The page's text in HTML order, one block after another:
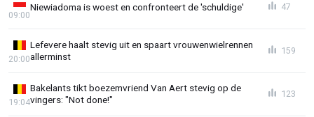
Niewiadoma is woest en confronteert de 'schuldige'
09:00
47
Lefevere haalt stevig uit en spaart vrouwenwielrennen
allerminst
20:00
159
Bakelants tikt boezemvriend Van Aert stevig op de
vingers: "Not done!"
19:04
123